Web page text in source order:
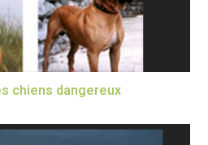
chiens dangereux